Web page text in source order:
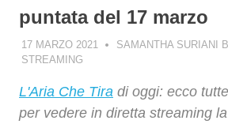
puntata del 17 marzo
17 MARZO 2021
SAMANTHA SURIANI
STREAMING
L'Aria Che Tira di oggi: ecco
per vedere in diretta streaming